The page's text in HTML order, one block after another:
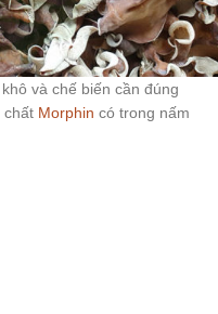
và chế biến cần đúng
chất Morphin có trong nấm